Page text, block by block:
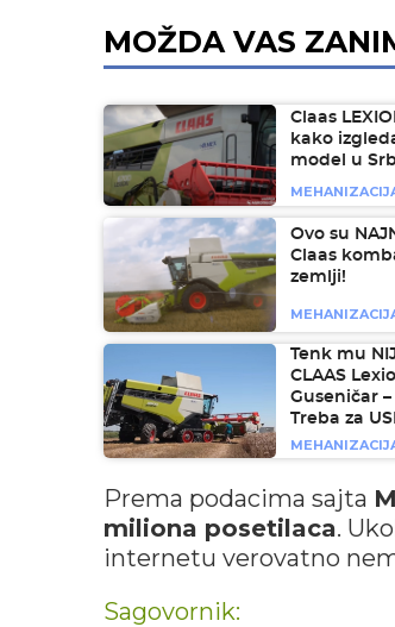
MOŽDA VAS
Claas
kako
model u
Ovo su
Claas
zemlji!
Tenk mu
CLAAS
Guseničar
Treba za
Prema podacima sajta
miliona posetilaca.
internetu verovatno
Sagovornik: